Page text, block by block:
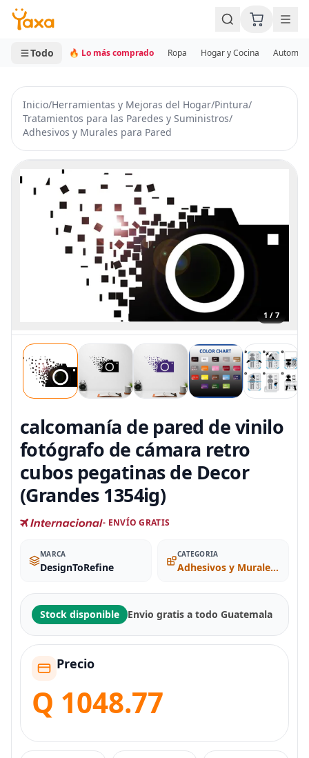
MINI CARRITO
0 productos
Todo 🔥 Lo más comprado Ropa Hogar y Cocina
Inicio/Herramientas y Mejoras del Hogar/Pintura/
Tratamientos para las Paredes y Suministros/
Adhesivos y Murales para Pared
1 / 7
calcomanía de pared de vinilo
fotógrafo de cámara retro
cubos pegatinas de Decor
(Grandes 1354ig)
- ENVÍO GRATIS
MARCA
DesignToRefine
CATEGORIA
Adhesivos y Murales para Pared
Stock disponible Envio gratis a todo Guatemala
Precio
Q 1048.77